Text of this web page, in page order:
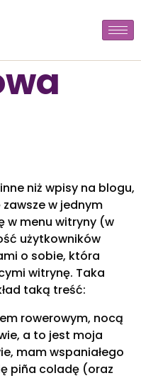
niż wpisy na blogu,
w jednym
w menu witryny (w
użytkowników
o sobie, która
witrynę. Taka
taką treść:
rowerowym, nocą
a to jest moja
mam wspaniałego
piña coladę (oraz